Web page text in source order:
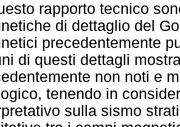
rapporto tecnico
di dettaglio del
precedentemente
di questi dettagli
non noti e
tenendo in
sulla sismo